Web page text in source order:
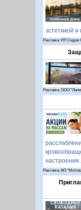
эстетикой
Реклама: ИП Седов
Реклама: ООО
настроения.
Реклама: АО